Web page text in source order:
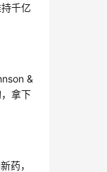
千亿
&
拿下
药，